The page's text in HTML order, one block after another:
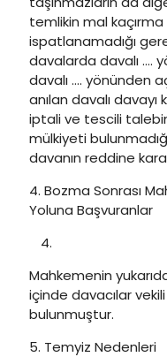
temlikin mal kaçırma
ispatlanamadığı
davalarda davalı ….
davalı …. yönünden
anılan davalı
iptali ve tescili
mülkiyeti
davanın reddine
4. Bozma Sonrası
Yoluna Başvuranlar
Mahkemenin
içinde davacılar
bulunmuştur.
5. Temyiz Nedenleri